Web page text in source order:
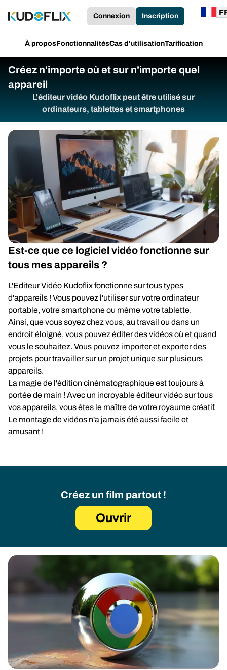
À proposFonctionnalitésCas d'utilisationTarification
Connexion Inscription
Créez n'importe où et sur n'importe quel
appareil
L'éditeur vidéo Kudoflix peut être utilisé sur
ordinateurs, tablettes et smartphones
Est-ce que ce logiciel vidéo fonctionne sur
tous mes appareils ?
L'Editeur Vidéo Kudoflix fonctionne sur tous types
d'appareils ! Vous pouvez l'utiliser sur votre ordinateur
portable, votre smartphone ou même votre tablette.
Ainsi, que vous soyez chez vous, au travail ou dans un
endroit éloigné, vous pouvez éditer des vidéos où et quand
vous le souhaitez. Vous pouvez importer et exporter des
projets pour travailler sur un projet unique sur plusieurs
appareils.
La magie de l'édition cinématographique est toujours à
portée de main ! Avec un incroyable éditeur vidéo sur tous
vos appareils, vous êtes le maître de votre royaume créatif.
Le montage de vidéos n'a jamais été aussi facile et
amusant !
Créez un film partout !
Ouvrir